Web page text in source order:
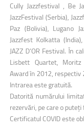
Cully Jazzfestival , Be
JazzFestival (Serbia),
Paz (Bolivia), Lugano
Jazzfest Kolkatta
JAZZ D’OR Festival. În
Lisbett Quartet, Moritz
Award în 2012, respectiv
Intrarea este gratuită.
Datorită numărului
rezervări, pe care o
Certificatul COVID este